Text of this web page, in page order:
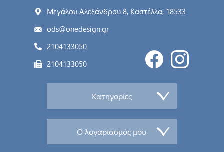
Μεγάλου Αλεξάνδρου 8, Καστέλλα, 18533
ods@onedesign.gr
2104133050
2104133050
Κατηγορίες
Ο λογαριασμός μου